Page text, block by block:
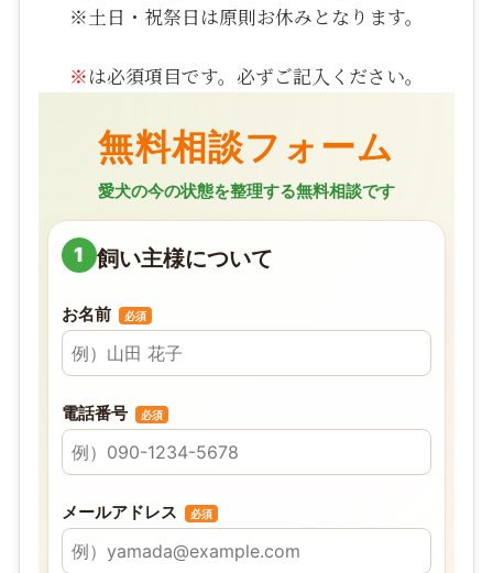
※土日・祝祭日は原則お休みとなります。
※は必須項目です。必ずご記入ください。
無料相談フォーム
愛犬の今の状態を整理する無料相談です
1 飼い主様について
お名前 必須
電話番号 必須
メールアドレス 必須